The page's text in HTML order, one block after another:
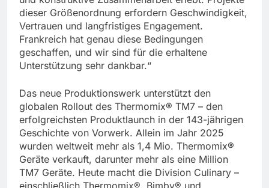
dieser Größenordnung erfordern Geschwindigkeit,
Vertrauen und langfristiges Engagement.
Frankreich hat genau diese Bedingungen
geschaffen, und wir sind für die erhaltene
Unterstützung sehr dankbar.“
Das neue Produktionswerk unterstützt den
globalen Rollout des Thermomix® TM7 – den
erfolgreichsten Produktlaunch in der 143-jährigen
Geschichte von Vorwerk. Allein im Jahr 2025
wurden weltweit mehr als 1,4 Mio. Thermomix®
Geräte verkauft, darunter mehr als eine Million
TM7 Geräte. Heute macht die Division Culinary –